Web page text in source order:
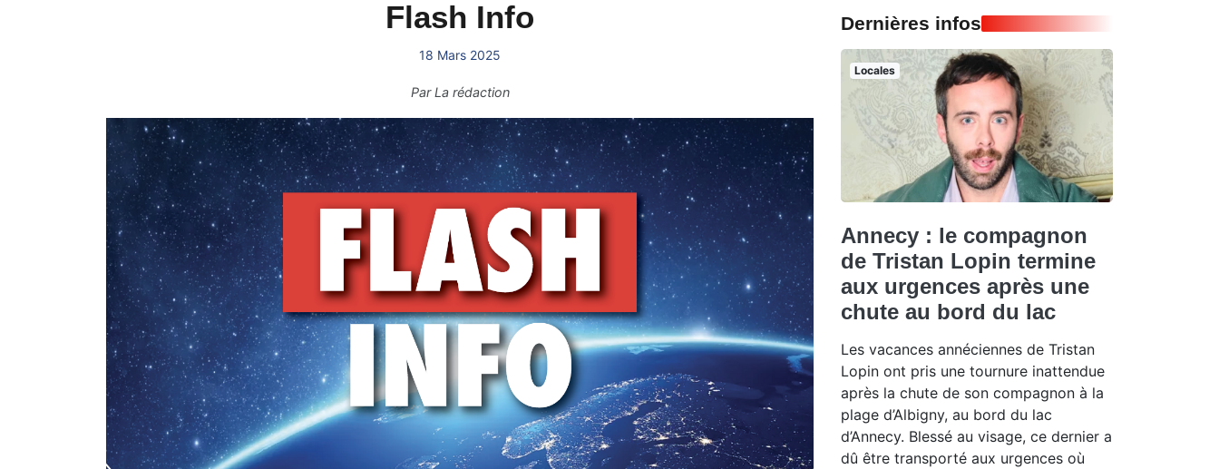
Flash Info
18 Mars 2025
ParLa rédaction
Dernières infos
Locales
Annecy : le compagnon
de Tristan Lopin termine
aux urgences après une
chute au bord du lac
Les vacances annéciennes de Tristan
Lopin ont pris une tournure inattendue
après la chute de son compagnon à la
plage d’Albigny, au bord du lac
d’Annecy. Blessé au visage, ce dernier a
dû être transporté aux urgences où